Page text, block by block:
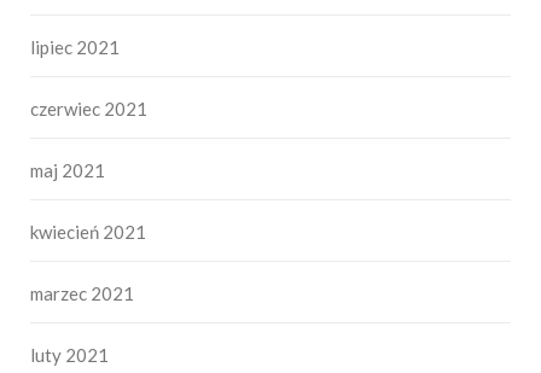
lipiec 2021
czerwiec 2021
maj 2021
kwiecień 2021
marzec 2021
luty 2021